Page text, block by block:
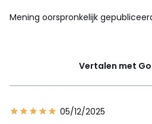
Mening oorspronkelijk
Vertalen met
05/12/2025